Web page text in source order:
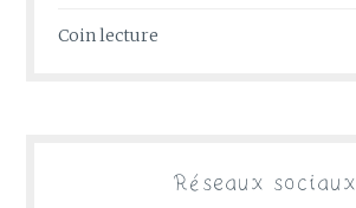
Coin lecture
Réseaux sociaux